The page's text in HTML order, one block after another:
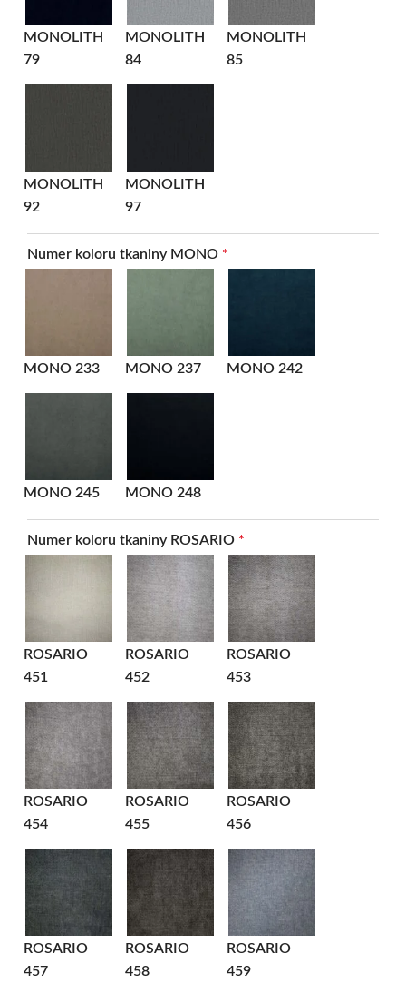
MONOLITH
79
MONOLITH
84
MONOLITH
85
MONOLITH
92
MONOLITH
97
Numer koloru tkaniny MONO *
MONO 233 MONO 237 MONO 242
MONO 245 MONO 248
Numer koloru tkaniny ROSARIO *
ROSARIO
451
ROSARIO
452
ROSARIO
453
ROSARIO
454
ROSARIO
455
ROSARIO
456
ROSARIO
457
ROSARIO
458
ROSARIO
459